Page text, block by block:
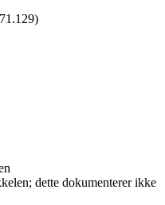
71.129)
dette dokumenterer ikke